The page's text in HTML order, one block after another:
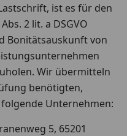
ist es für den
2 lit. a DSGVO
Bonitätsauskunft von
Wir übermitteln
benötigten,
Unternehmen:
5, 65201